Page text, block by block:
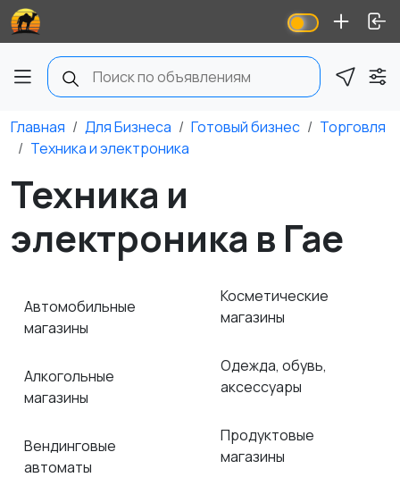
Главная Для Бизнеса Готовый бизнес
Торговля
Техника и электроника
Техника и
электроника в Гае
Автомобильные
магазины
Алкогольные
магазины
Вендинговые
автоматы
Косметические
магазины
Одежда, обувь,
аксессуары
Продуктовые
магазины